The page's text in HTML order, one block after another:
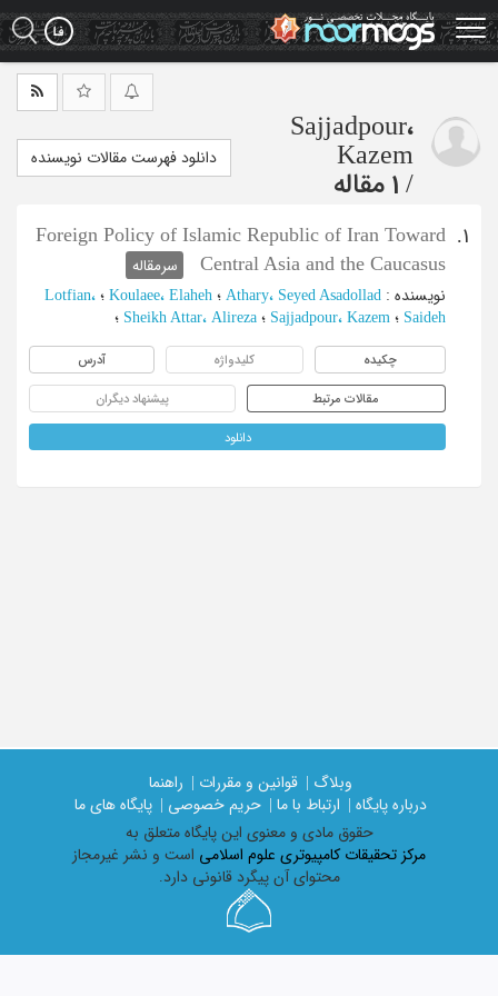
Skip
to
main
Sajjadpour،
Kazem
/ 1 مقاله
دانلود فهرست مقالات نویسنده
1.
Foreign Policy of Islamic Republic of Iran Toward
Central Asia and the Caucasus
سرمقاله
نویسنده : Athary، Seyed Asadollad ؛ Koulaee، Elaheh ؛ Lotfian،
Saideh ؛ Sajjadpour، Kazem ؛ Sheikh Attar، Alireza ؛
چکیده کلیدواژه آدرس
مقالات مرتبط پیشنهاد دیگران
دانلود
وبلاگ | قوانین و مقررات |
راهنما
درباره پایگاه |
ارتباط با ما | حریم خصوصی |
پایگاه های ما
حقوق مادی و معنوی اين پايگاه متعلق به
مرکز تحقیقات کامپیوتری علوم اسلامی است و نشر غیرمجاز
محتوای آن پیگرد قانونی دارد.